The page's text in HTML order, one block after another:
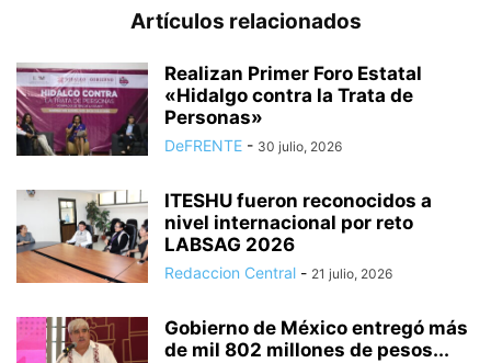
Artículos relacionados
Realizan Primer Foro Estatal
«Hidalgo contra la Trata de
Personas»
DeFRENTE - 30 julio, 2026
ITESHU fueron reconocidos a
nivel internacional por reto
LABSAG 2026
Redaccion Central - 21 julio, 2026
Gobierno de México entregó más
de mil 802 millones de pesos...